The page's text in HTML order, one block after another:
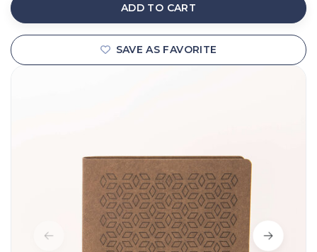
ADD TO CART
SAVE AS FAVORITE